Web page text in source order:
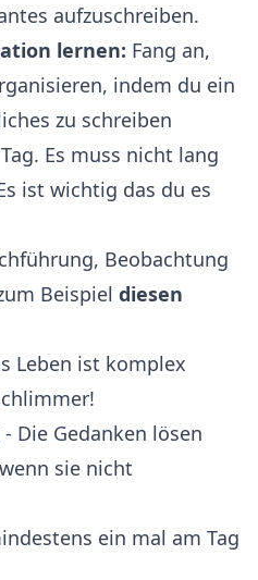
aufzuschreiben.
lernen: Fang an,
indem du ein
zu schreiben
Es muss nicht lang
ist wichtig das du es
Beobachtung
Beispiel diesen
Leben ist komplex
Die Gedanken lösen
sie nicht
ein mal am Tag